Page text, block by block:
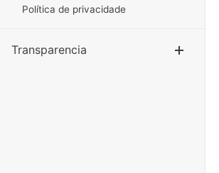
Política de privacidade
Transparencia